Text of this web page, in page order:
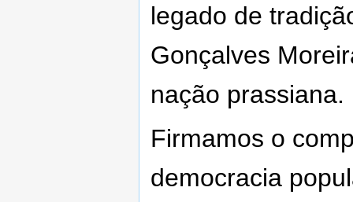
legado de
Gonçalves
nação prassiana.
Firmamos o
democracia